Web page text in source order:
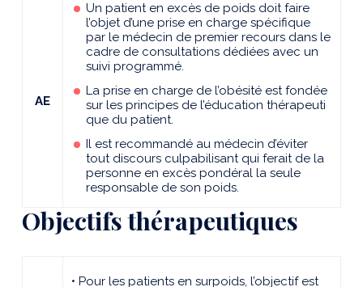
AE
Un patient en excès de poids doit faire
l’objet d’une prise en charge spécifique
par le médecin de premier recours dans le
cadre de consultations dédiées avec un
suivi programmé.
La prise en charge de l’obésité est fondée
sur les principes de l’éducation thérapeuti
que du patient.
Il est recommandé au médecin d’éviter
tout discours culpabilisant qui ferait de la
personne en excès pondéral la seule
responsable de son poids.
Objectifs thérapeutiques
• Pour les patients en surpoids, l’objectif est